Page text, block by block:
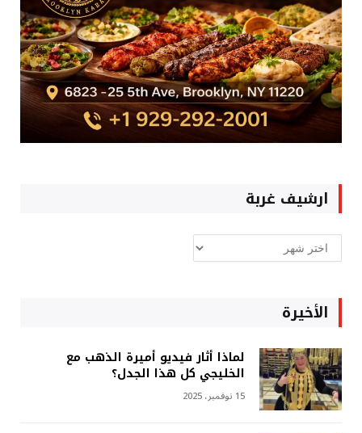
ارشيف غربة
ارشيف
غربة
الأخيرة
لماذا أثار فيديو أميرة الذهب مع
الخليجي كل هذا الجدل؟
15 نوفمبر، 2025